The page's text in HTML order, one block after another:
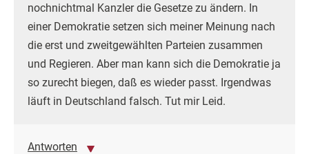
nochnichtmal Kanzler die Gesetze zu ändern. In
einer Demokratie setzen sich meiner Meinung nach
die erst und zweitgewählten Parteien zusammen
und Regieren. Aber man kann sich die Demokratie ja
so zurecht biegen, daß es wieder passt. Irgendwas
läuft in Deutschland falsch. Tut mir Leid.
Antworten